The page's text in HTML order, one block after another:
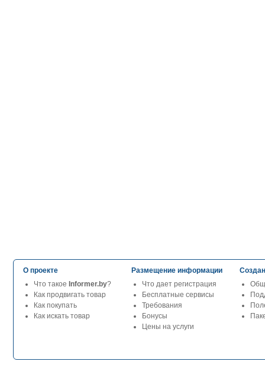
О проекте
Что такое Informer.by?
Как продвигать товар
Как покупать
Как искать товар
Размещение информации
Что дает регистрация
Бесплатные сервисы
Требования
Бонусы
Цены на услуги